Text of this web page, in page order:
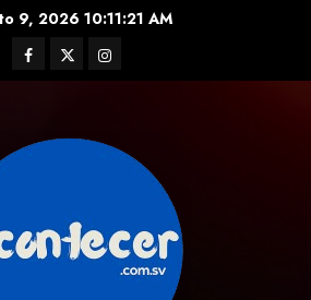
9, 2026 10:11:21 AM
Facebook
TwitterInstagram